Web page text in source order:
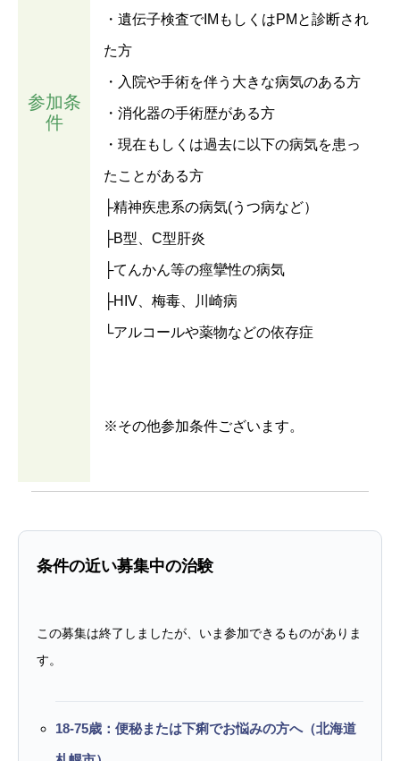
参加条
件
・遺伝子検査でIMもしくはPMと診断され
た方
・入院や手術を伴う大きな病気のある方
・消化器の手術歴がある方
・現在もしくは過去に以下の病気を患っ
たことがある方
├精神疾患系の病気(うつ病など）
├B型、C型肝炎
├てんかん等の痙攣性の病気
├HIV、梅毒、川崎病
└アルコールや薬物などの依存症
※その他参加条件ございます。
条件の近い募集中の治験
この募集は終了しましたが、いま参加できるものがありま
す。
18-75歳：便秘または下痢でお悩みの方へ（北海道